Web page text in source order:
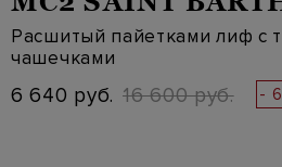
Расшитый пайетками лиф с
чашечками
6 640 руб. 16 600 руб. -